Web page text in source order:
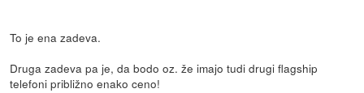
To je ena zadeva.
Druga zadeva pa je, da bodo oz. že imajo tudi drugi flagship
telefoni približno enako ceno!